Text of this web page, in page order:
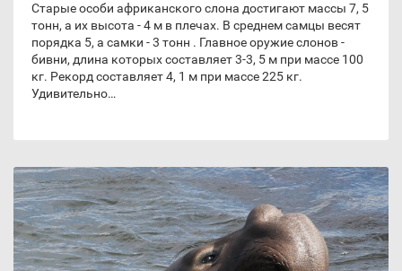
Старые особи африканского слона достигают массы 7, 5
тонн, а их высота - 4 м в плечах. В среднем самцы весят
порядка 5, а самки - 3 тонн . Главное оружие слонов -
бивни, длина которых составляет 3-3, 5 м при массе 100
кг. Рекорд составляет 4, 1 м при массе 225 кг.
Удивительно…